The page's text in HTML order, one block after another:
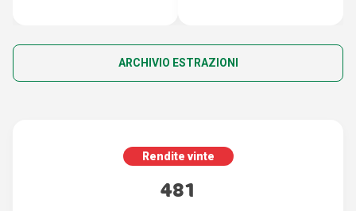
ARCHIVIO ESTRAZIONI
Rendite vinte
481